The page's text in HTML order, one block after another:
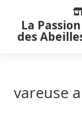
La Passion
des
vareuse